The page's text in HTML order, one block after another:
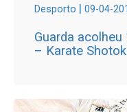
Desporto | 09-04-
Guarda
– Karate